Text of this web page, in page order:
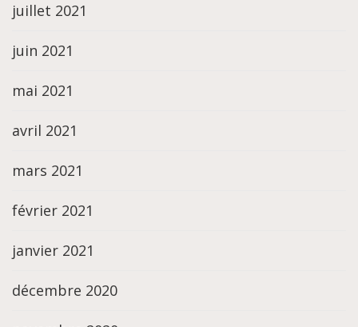
juillet 2021
juin 2021
mai 2021
avril 2021
mars 2021
février 2021
janvier 2021
décembre 2020